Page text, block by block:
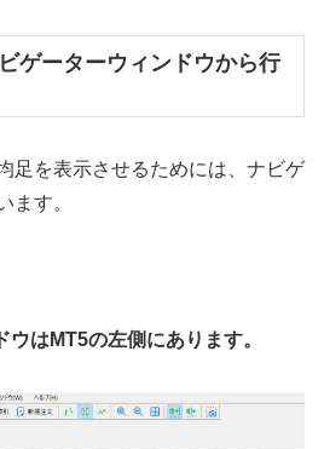
ゲーターウィンドウから行
足を表示させるためには、ナビゲ
ます。
はMT5の左側にあります。